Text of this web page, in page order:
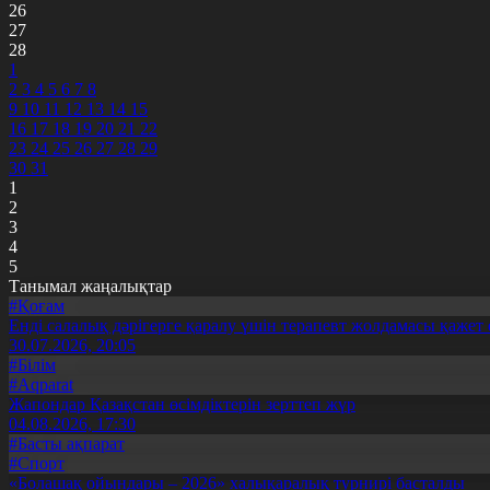
26
27
28
1
2 3 4 5 6 7 8
9 10 11 12 13 14 15
16 17 18 19 20 21 22
23 24 25 26 27 28 29
30 31
1
2
3
4
5
Танымал жаңалықтар
#Қоғам
Енді салалық дәрігерге қаралу үшін терапевт жолдамасы қажет
30.07.2026, 20:05
#Білім
#Aqparat
Жапондар Қазақстан өсімдіктерін зерттеп жүр
04.08.2026, 17:30
#Басты ақпарат
#Спорт
«Болашақ ойындары – 2026» халықаралық турнирі басталды